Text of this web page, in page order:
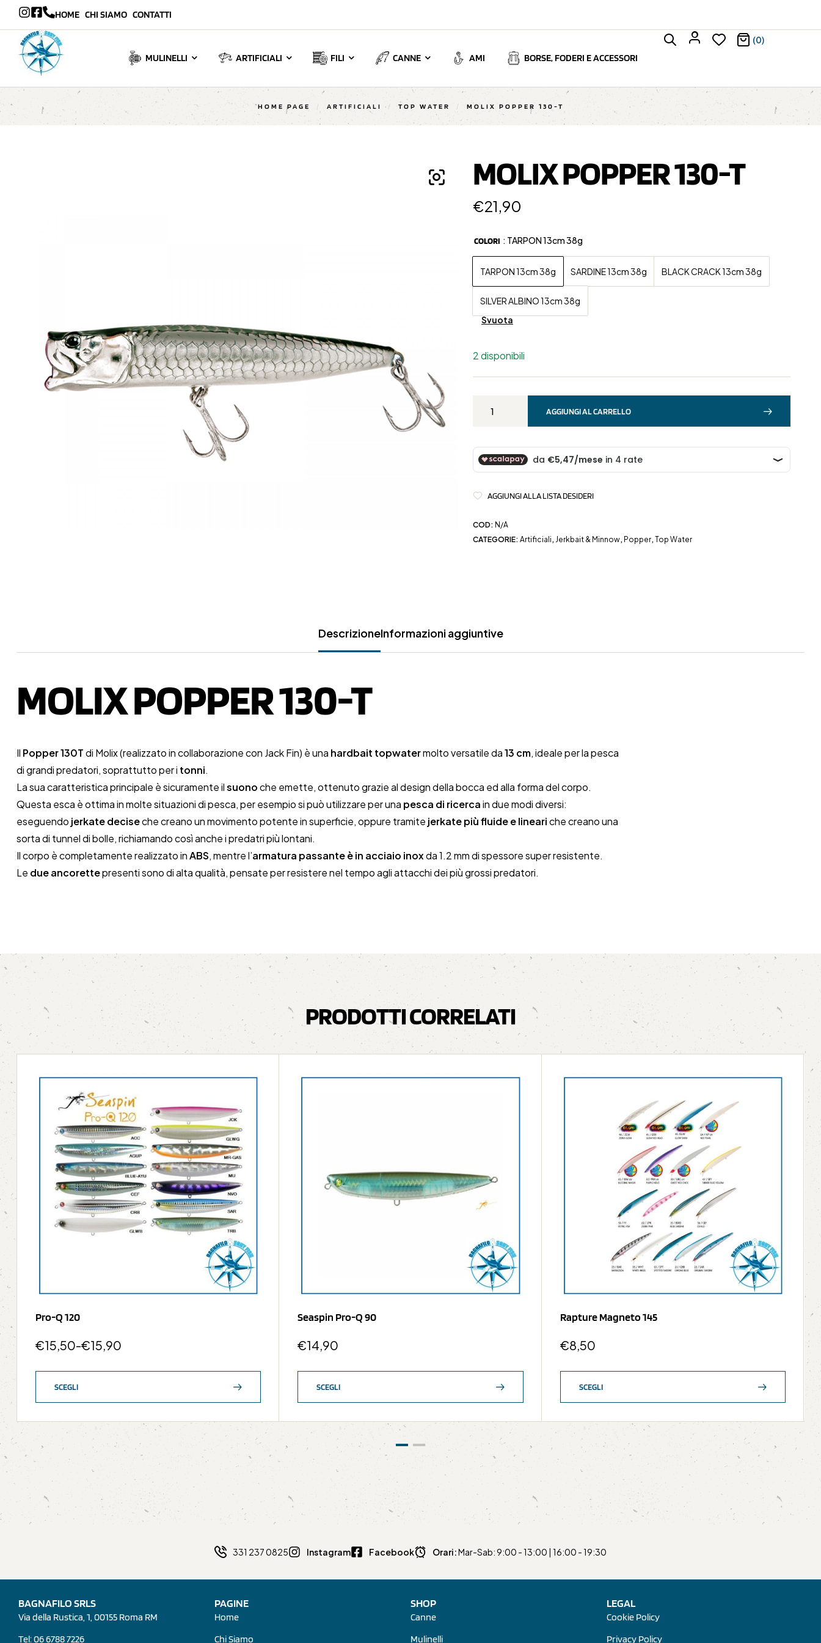
HOME CHI SIAMO CONTATTI
MULINELLI ARTIFICIALI FILI CANNE AMI BORSE, FODERI E ACCESSORI
(0)
HOME PAGE / ARTIFICIALI / TOP WATER / MOLIX POPPER 130-T
MOLIX POPPER 130-T
€21,90
COLORI : TARPON 13cm 38g
TARPON 13cm 38g SARDINE 13cm 38g BLACK CRACK 13cm 38g
SILVER ALBINO 13cm 38g
Svuota
2 disponibili
AGGIUNGI AL CARRELLO
AGGIUNGI ALLA LISTA DESIDERI
COD: N/A
CATEGORIE: Artificiali, Jerkbait & Minnow, Popper,Top Water
DescrizioneInformazioni aggiuntive
MOLIX POPPER 130-T
Il Popper 130Tdi Molix (realizzato in collaborazione con Jack Fin) è una hardbait topwatermolto versatile da13 cm, ideale per la pesca
di grandi predatori, soprattutto per i tonni.
La sua caratteristica principale è sicuramente ilsuonoche emette, ottenuto grazie al design della bocca ed alla forma del corpo.
Questa esca è ottima in molte situazioni di pesca, per esempio si può utilizzare per una pesca di ricercain due modi diversi:
eseguendo jerkate deciseche creano un movimento potente in superficie, oppure tramite jerkate più fluide e lineariche creano una
sorta di tunnel di bolle, richiamando così anche i predatri più lontani.
Il corpo è completamente realizzato inABS, mentre l’armatura passante è in acciaio inoxda 1.2 mm di spessore super resistente.
Le due ancorettepresenti sono di alta qualità, pensate per resistere nel tempo agli attacchi dei più grossi predatori.
PRODOTTI CORRELATI
Pro-Q 120
€15,50-€15,90
SCEGLI
Seaspin Pro-Q 90
€14,90
SCEGLI
Rapture Magneto 145
€8,50
SCEGLI
331 237 0825 Instagram Facebook Orari:Mar-Sab: 9:00 - 13:00 | 16:00 - 19:30
BAGNAFILO SRLS
Via della Rustica, 1, 00155 Roma RM
Tel: 06 6788 7226
PAGINE
Home
Chi Siamo
SHOP
Canne
Mulinelli
LEGAL
Cookie Policy
Privacy Policy